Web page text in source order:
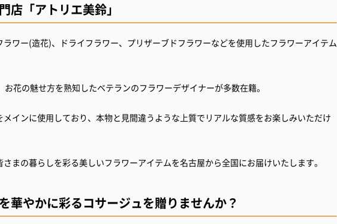
店「アトリエ美鈴」
ワー(造花)、ドライフラワー、プリザーブドフラワーなどを使用したフラワーアイテム
花の魅せ方を熟知したベテランのフラワーデザイナーが多数在籍。
インに使用しており、本物と見間違うような上質でリアルな質感をお楽しみいただけ
まの暮らしを彩る美しいフラワーアイテムを名古屋から全国にお届けいたします。
華やかに彩るコサージュを贈りませんか？